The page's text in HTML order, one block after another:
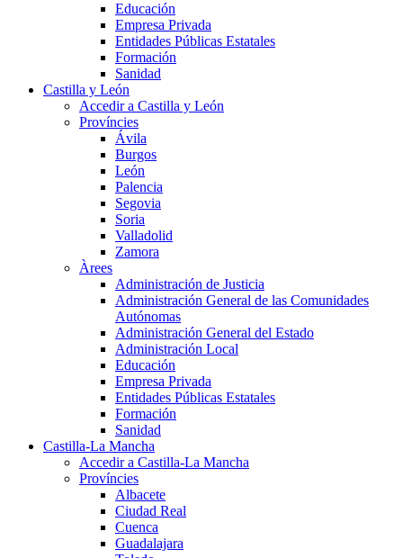
Educación
Empresa Privada
Entidades Públicas Estatales
Formación
Sanidad
Castilla y León
Accedir a Castilla y León
Províncies
Ávila
Burgos
León
Palencia
Segovia
Soria
Valladolid
Zamora
Àrees
Administración de Justicia
Administración General de las Comunidades
Autónomas
Administración General del Estado
Administración Local
Educación
Empresa Privada
Entidades Públicas Estatales
Formación
Sanidad
Castilla-La Mancha
Accedir a Castilla-La Mancha
Províncies
Albacete
Ciudad Real
Cuenca
Guadalajara